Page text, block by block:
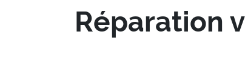
Réparation